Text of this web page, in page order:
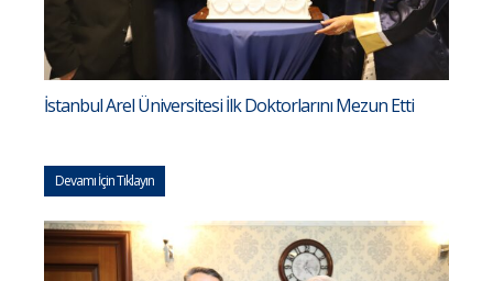
İstanbul Arel Üniversitesi İlk Doktorlarını Mezun Etti
Devamı İçin Tıklayın